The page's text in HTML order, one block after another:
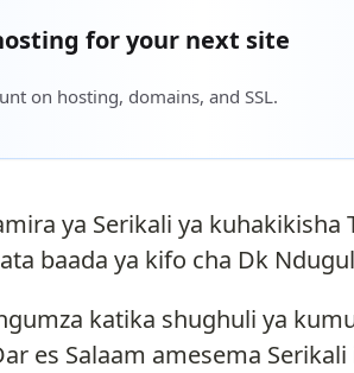
for your next site
on hosting, domains, and SSL.
ya Serikali ya
baada ya kifo cha Dk
katika shughuli ya
es Salaam amesema